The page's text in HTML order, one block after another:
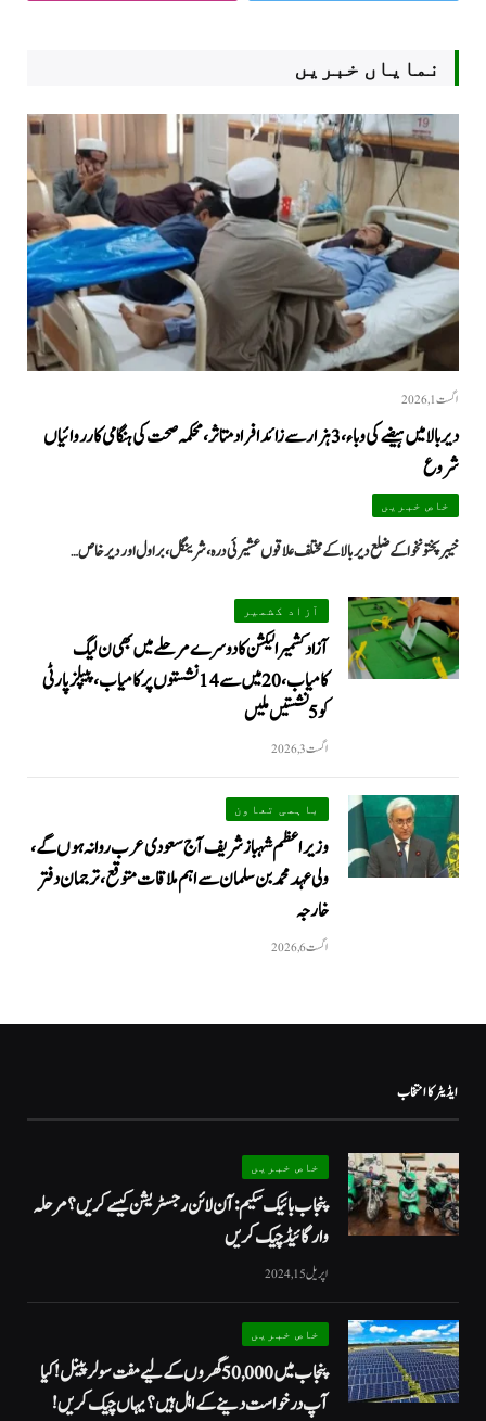
نمایاں خبریں
اگست 1, 2026
دیر بالا میں ہیضے کی وباء، 3 ہزار سے زائد افراد متاثر، محکمہ صحت کی ہنگامی کارروائیاں
شروع
خاص خبریں
خیبرپختونخوا کے ضلع دیر بالا کے مختلف علاقوں عشیرئی درہ، شرینگل، براول اور دیر خاص…
آزاد کشمیر
آزاد کشمیر الیکشن کا دوسرے مرحلے میں بھی ن لیگ
کامیاب، 20 میں سے 14 نشستوں پر کامیاب، پیپلزپارٹی
کو 5 نشستیں ملیں
اگست 3, 2026
باہمی تعاون
وزیراعظم شہباز شریف آج سعودی عرب روانہ ہوں گے،
ولی عہد محمد بن سلمان سے اہم ملاقات متوقع، ترجمان دفتر
خارجہ
اگست 6, 2026
ایڈیٹر کا انتخاب
خاص خبریں
پنجاب بائیک سکیم: آن لائن رجسٹریشن کیسے کریں؟ مرحلہ
وار گائیڈ چیک کریں
اپریل 15, 2024
خاص خبریں
پنجاب میں 50,000 گھروں کے لیے مفت سولر پینل! کیا
آپ درخواست دینے کے اہل ہیں؟ یہاں چیک کریں!